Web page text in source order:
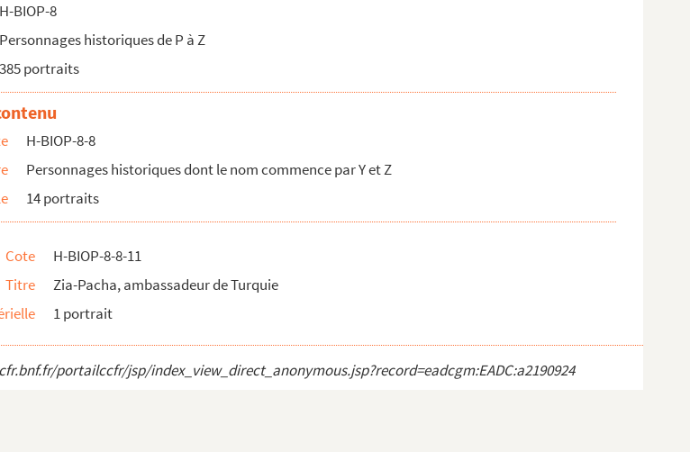
H-BIOP-8
Personnages historiques de P à Z
385 portraits
H-BIOP-8-8
Personnages historiques dont le nom commence par Y et Z
14 portraits
Cote
H-BIOP-8-8-11
Titre
Zia-Pacha, ambassadeur de Turquie
1 portrait
portailccfr/jsp/index_view_direct_anonymous.jsp?record=eadcgm:EADC:a2190924